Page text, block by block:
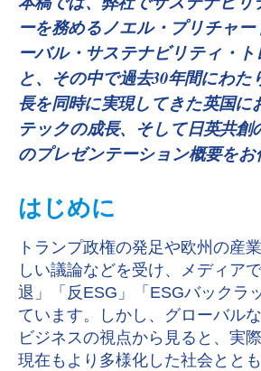
ーを務めるノエル・プリチャ
ーバル・サステナビリティ・
と、その中で過去30年間にわた
長を同時に実現してきた英国に
テックの成長、そして日英共創
のプレゼンテーション概要をお
はじめに
トランプ政権の発足や欧州の産
しい議論などを受け、メディア
退」「反 ESG 」「 ESGバックラ
ています。しかし、グローバル
ビジネスの視点から見ると、実
現在もより多様化した社会とと